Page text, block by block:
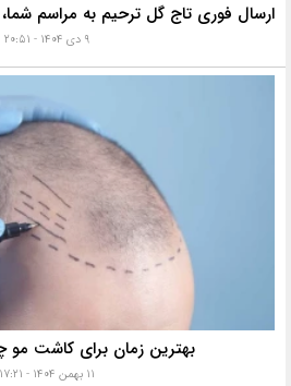
۹ دی ۱۴۰۴ - ۲۰:۵۱
بهترین زمان برای کاشت مو
۱۱ بهمن ۱۴۰۴ - ۱۷:۲۱